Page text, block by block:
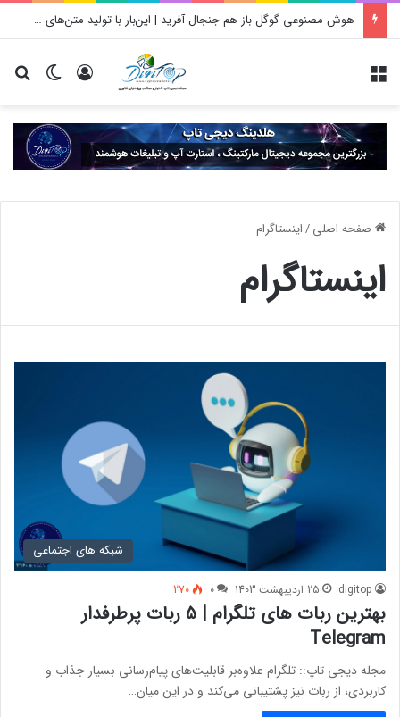
هوش مصنوعی گوگل باز هم جنجال آفرید | این‌بار با تولید متن‌های بسیار عجیب
تغییر ورود
صفحه اصلی/اینستاگرام
اینستاگرام
شبکه های اجتماعی
digitop 25 اردیبهشت 1403 0
270
بهترین ربات های تلگرام | 5 ربات پرطرفدار
Telegram
مجله دیجی تاپ:: تلگرام علاوه‌بر قابلیت‌های پیام‌رسانی بسیار جذاب و
کاربردی، از ربات نیز پشتیبانی می‌کند و در این میان…